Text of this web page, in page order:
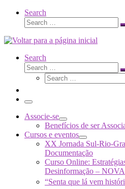
Search
Search
Search
Search
Search
Menu
Associe-se
Benefícios de ser
Cursos e eventos
XX Jornada Sul-Rio-
Documentação
Curso Online:
Desinformação –
“Senta que lá vem